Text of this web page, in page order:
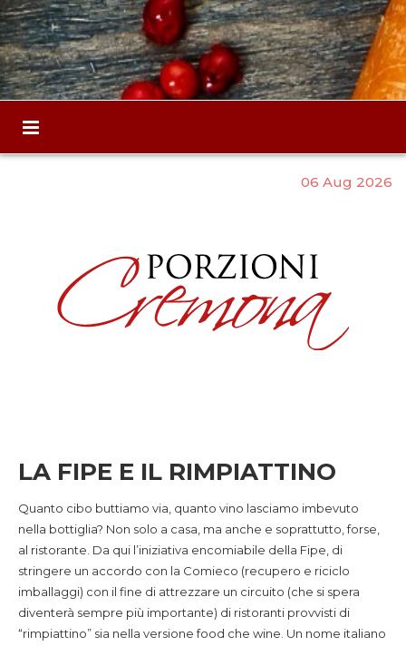
06 Aug 2026
LA FIPE E IL RIMPIATTINO
Quanto cibo buttiamo via, quanto vino lasciamo imbevuto
nella bottiglia? Non solo a casa, ma anche e soprattutto, forse,
al ristorante. Da qui l’iniziativa encomiabile della Fipe, di
stringere un accordo con la Comieco (recupero e riciclo
imballaggi) con il fine di attrezzare un circuito (che si spera
diventerà sempre più importante) di ristoranti provvisti di
“rimpiattino” sia nella versione food che wine. Un nome italiano